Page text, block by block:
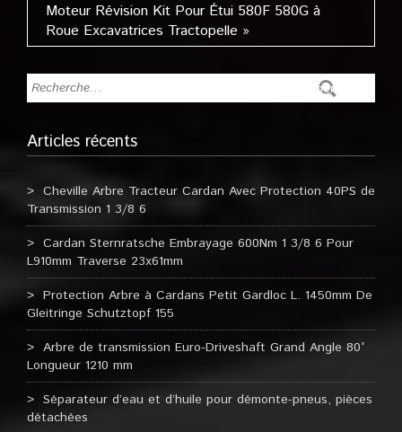
Moteur Révision Kit Pour Étui 580F 580G à
Roue Excavatrices Tractopelle »
Articles récents
Cheville Arbre Tracteur Cardan Avec Protection 40PS de
Transmission 1 3/8 6
Cardan Sternratsche Embrayage 600Nm 1 3/8 6 Pour
L910mm Traverse 23x61mm
Protection Arbre à Cardans Petit Gardloc L. 1450mm De
Gleitringe Schutztopf 155
Arbre de transmission Euro-Driveshaft Grand Angle 80°
Longueur 1210 mm
Séparateur d’eau et d’huile pour démonte-pneus, pièces
détachées